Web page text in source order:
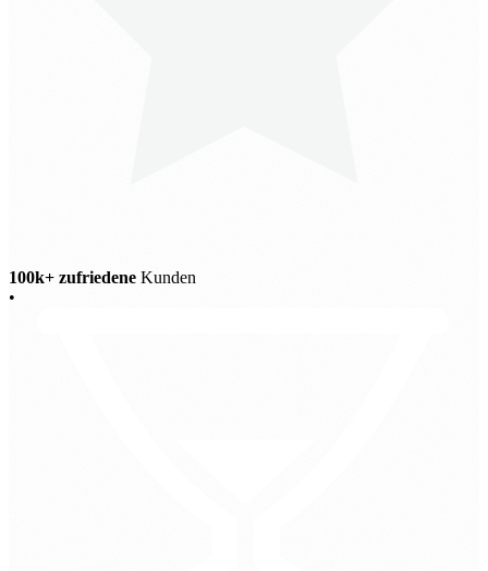
100k+ zufriedene Kunden
•